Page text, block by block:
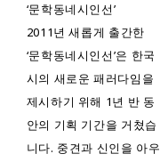
‘문학동네시인선’
2011년 새롭게 출간한
‘문학동네시인선’은 한국
시의 새로운 패러다임을
제시하기 위해 1년 반 동
안의 기획 기간을 거쳤습
니다. 중견과 신인을 아우